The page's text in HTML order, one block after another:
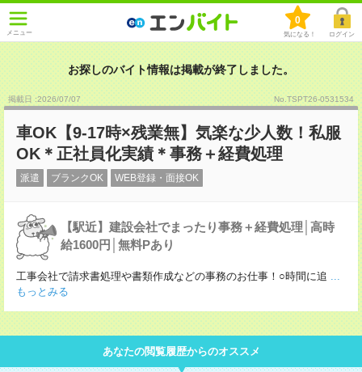
メニュー
0
気になる！ ログイン
お探しのバイト情報は掲載が終了しました。
掲載日 :2026/07/07 No.TSPT26-0531534
車OK【9‐17時×残業無】気楽な少人数！私服
OK＊正社員化実績＊事務＋経費処理
派遣 ブランクOK WEB登録・面接OK
【駅近】建設会社でまったり事務＋経費処理│高時
給1600円│無料Pあり
工事会社で請求書処理や書類作成などの事務のお仕事！○時間に追 ...
もっとみる
あなたの閲覧履歴からのオススメ